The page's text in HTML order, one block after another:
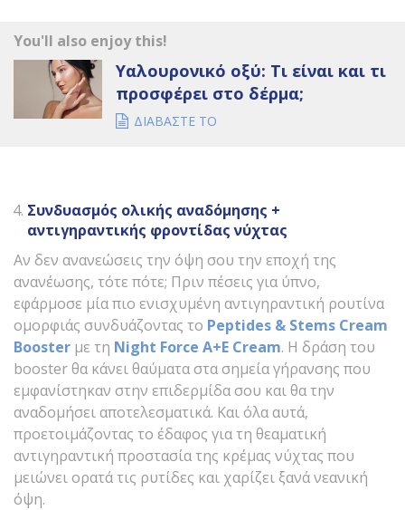
You'll also enjoy this!
Υαλουρονικό οξύ: Τι είναι και τι
προσφέρει στο δέρμα;
ΔΙΑΒΑΣΤΕ ΤΟ
Συνδυασμός ολικής αναδόμησης +
αντιγηραντικής φροντίδας νύχτας
Αν δεν ανανεώσεις την όψη σου την εποχή της
ανανέωσης, τότε πότε; Πριν πέσεις για ύπνο,
εφάρμοσε μία πιο ενισχυμένη αντιγηραντική ρουτίνα
ομορφιάς συνδυάζοντας το Peptides & Stems Cream
Booster με τη Night Force Α+Ε Cream. Η δράση του
booster θα κάνει θαύματα στα σημεία γήρανσης που
εμφανίστηκαν στην επιδερμίδα σου και θα την
αναδομήσει αποτελεσματικά. Και όλα αυτά,
προετοιμάζοντας το έδαφος για τη θεαματική
αντιγηραντική προστασία της κρέμας νύχτας που
μειώνει ορατά τις ρυτίδες και χαρίζει ξανά νεανική
όψη.